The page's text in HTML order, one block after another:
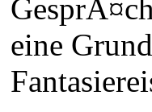
eine